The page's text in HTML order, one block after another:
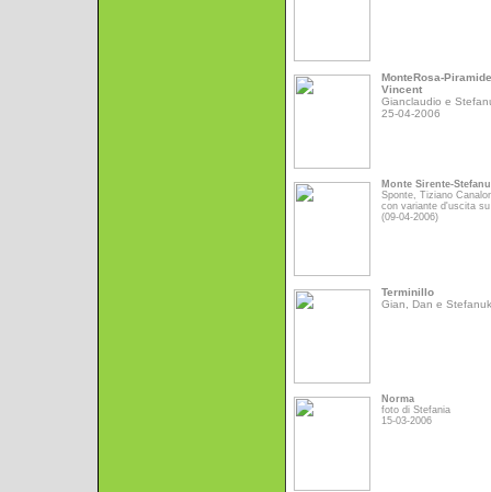
MonteRosa-Piramide
Vincent
Gianclaudio e
25-04-2006
Monte Sirente-
Sponte, Tiziano
con variante d'uscita
(09-04-2006)
Terminillo
Gian, Dan e Stefanuk
Norma
foto di Stefania
15-03-2006